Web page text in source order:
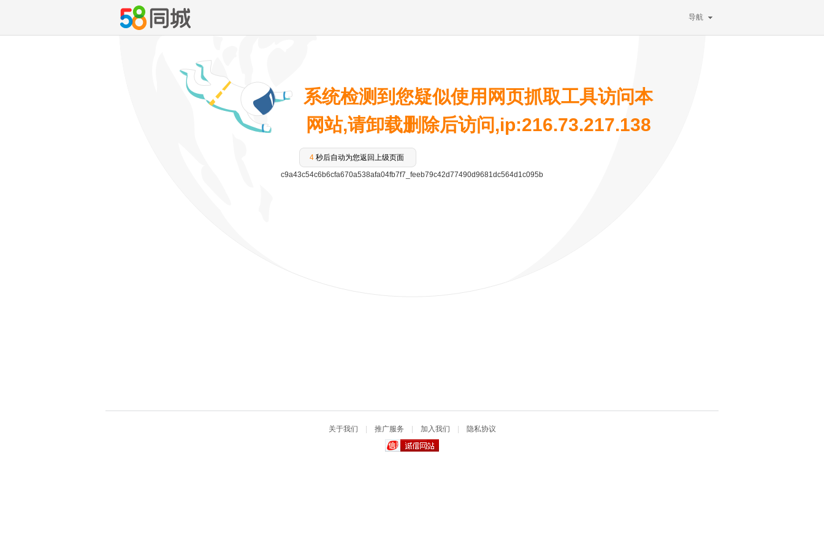
导航
系统检测到您疑似使用网页抓取工具访问本
网站,请卸载删除后访问,ip:216.73.217.138
4 秒后自动为您返回上级页面
c9a43c54c6b6cfa670a538afa04fb7f7_feeb79c42d77490d9681dc564d1c095b
关于我们 推广服务 加入我们 隐私协议